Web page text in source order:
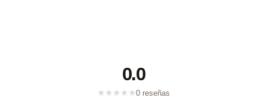
0.0
★ ★ ★ ★ ★0 reseñas